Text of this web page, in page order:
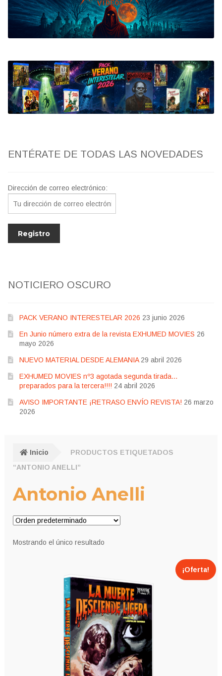
Bluray
Clasificada S
artwork
fantaterror
Jesús Franco
ENTÉRATE DE TODAS LAS NOVEDADES
Dirección de correo electrónico:
NOTICIERO OSCURO
PACK VERANO INTERESTELAR 2026 23 junio 2026
En Junio número extra de la revista EXHUMED MOVIES 26
mayo 2026
NUEVO MATERIAL DESDE ALEMANIA 29 abril 2026
EXHUMED MOVIES nº3 agotada segunda tirada…
preparados para la tercera!!!! 24 abril 2026
AVISO IMPORTANTE ¡RETRASO ENVÍO REVISTA! 26 marzo
2026
Inicio
PRODUCTOS ETIQUETADOS
“ANTONIO ANELLI”
Antonio Anelli
Mostrando el único resultado
¡Oferta!